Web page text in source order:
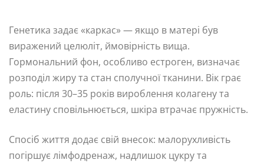
Генетика задає «каркас» — якщо в матері був
виражений целюліт, ймовірність вища.
Гормональний фон, особливо естроген, визначає
розподіл жиру та стан сполучної тканини. Вік грає
роль: після 30–35 років вироблення колагену та
еластину сповільнюється, шкіра втрачає пружність.
Спосіб життя додає свій внесок: малорухливість
погіршує лімфодренаж, надлишок цукру та